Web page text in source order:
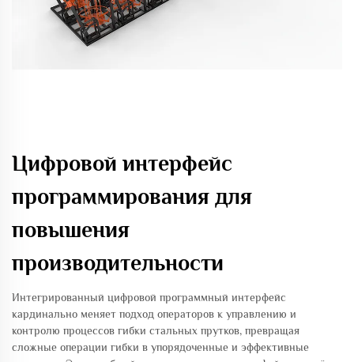
Цифровой интерфейс
программирования для
повышения
производительности
Интегрированный цифровой программный интерфейс
кардинально меняет подход операторов к управлению и
контролю процессов гибки стальных прутков, превращая
сложные операции гибки в упорядоченные и эффективные